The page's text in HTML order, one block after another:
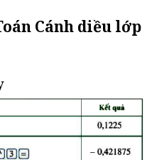
Cánh diều lớp